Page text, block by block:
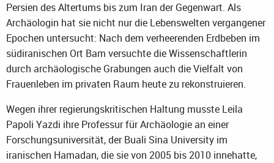
Persien des Altertums bis zum Iran der Gegenwart. Als
Archäologin hat sie nicht nur die Lebenswelten vergangener
Epochen untersucht: Nach dem verheerenden Erdbeben im
südiranischen Ort Bam versuchte die Wissenschaftlerin
durch archäologische Grabungen auch die Vielfalt von
Frauenleben im privaten Raum heute zu rekonstruieren.
Wegen ihrer regierungskritischen Haltung musste Leila
Papoli Yazdi ihre Professur für Archäologie an einer
Forschungsuniversität, der Buali Sina University im
iranischen Hamadan, die sie von 2005 bis 2010 innehatte,